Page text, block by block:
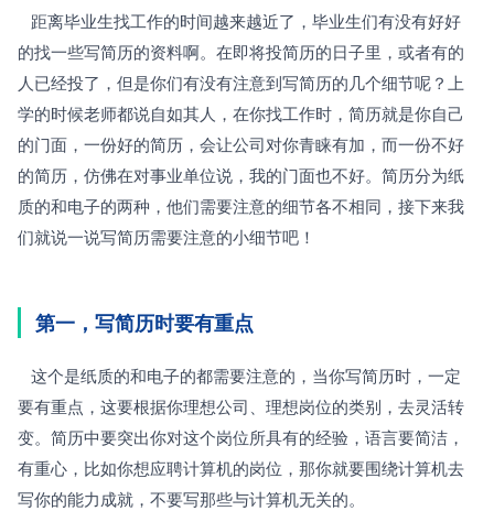
的找一些写简历的资料啊。在即将投简历的日子里，或者有的
人已经投了，但是你们有没有注意到写简历的几个细节呢？上
学的时候老师都说自如其人，在你找工作时，简历就是你自己
的门面，一份好的简历，会让公司对你青睐有加，而一份不好
的简历，仿佛在对事业单位说，我的门面也不好。简历分为纸
质的和电子的两种，他们需要注意的细节各不相同，接下来我
们就说一说写简历需要注意的小细节吧！
第一，写简历时要有重点
要有重点，这要根据你理想公司、理想岗位的类别，去灵活转
变。简历中要突出你对这个岗位所具有的经验，语言要简洁，
有重心，比如你想应聘计算机的岗位，那你就要围绕计算机去
写你的能力成就，不要写那些与计算机无关的。